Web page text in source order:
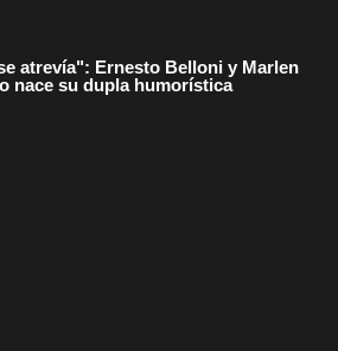
atrevía": Ernesto Belloni y Marlen
nace su dupla humorística